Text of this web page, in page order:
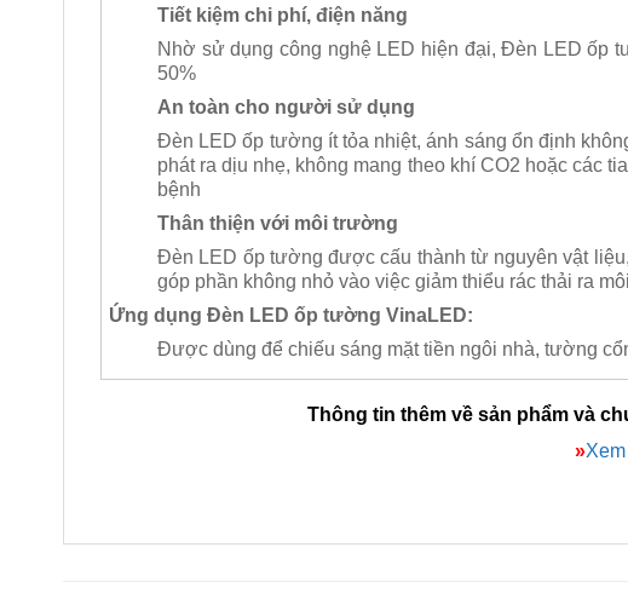
Tiết kiệm chi phí, điện năng
Nhờ sử dụng công nghệ LED hiện đại, Đèn LED ốp
50%
An toàn cho người sử dụng
Đèn LED ốp tường ít tỏa nhiệt, ánh sáng ổn định
phát ra dịu nhẹ, không mang theo khí CO2 hoặc các
bệnh
Thân thiện với môi trường
Đèn LED ốp tường được cấu thành từ nguyên vật
góp phần không nhỏ vào việc giảm thiểu rác thải ra
Ứng dụng Đèn LED ốp tường VinaLED:
Được dùng để chiếu sáng mặt tiền ngôi nhà, tường
Thông tin thêm về sản phẩm và
»